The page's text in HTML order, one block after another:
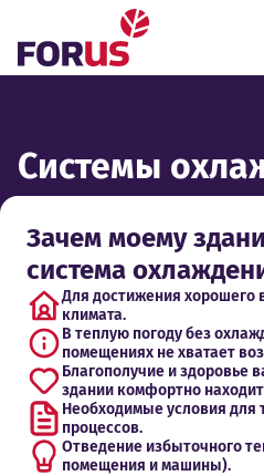
Системы
Зачем моему
система
Для достижения хорошего
климата.
В теплую погоду без
помещениях не хватает
Благополучие и здоровье
здании комфортно
Необходимые условия для
процессов.
Отведение избыточного
помещения и машины).